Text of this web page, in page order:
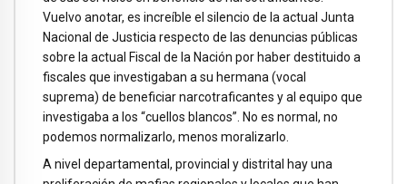
Vuelvo anotar, es increíble el silencio de la actual Junta
Nacional de Justicia respecto de las denuncias públicas
sobre la actual Fiscal de la Nación por haber destituido a
fiscales que investigaban a su hermana (vocal
suprema) de beneficiar narcotraficantes y al equipo que
investigaba a los “cuellos blancos”. No es normal, no
podemos normalizarlo, menos moralizarlo.
A nivel departamental, provincial y distrital hay una